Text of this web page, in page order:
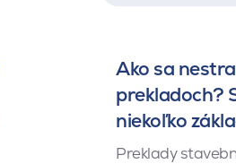
Ako sa
prekladoch?
niekoľko
Preklady